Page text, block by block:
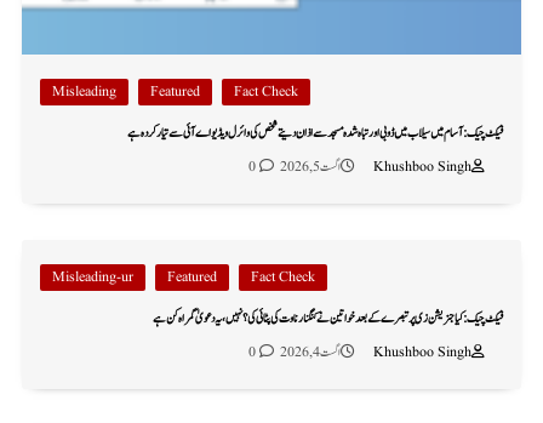
Fact Check
Featured
Misleading
فیکٹ چیک: آسام میں سیلاب میں ڈوبی اور تباہ شدہ مسجد سے اذان دیتے شخص کی وائرل ویڈیو اے آئی سے تیار کردہ ہے
Khushboo Singh
اگست 5, 2026 0
Fact Check
Featured
Misleading-ur
فیکٹ چیک: کیا جنریشن زی پر تبصرے کے بعد خواتین نے کنگنا رناوت کی پٹائی کی؟ نہیں، یہ دعویٰ گمراہ کن ہے
Khushboo Singh
اگست 4, 2026 0